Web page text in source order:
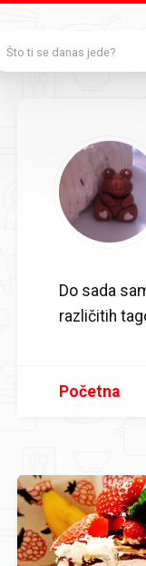
Do sada
različitih
Početna
Što ti se danas jede?